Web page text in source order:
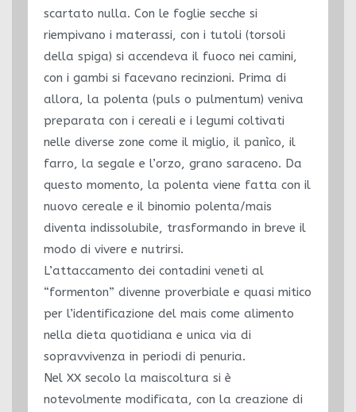
scartato nulla. Con le foglie secche si
riempivano i materassi, con i tutoli (torsoli
della spiga) si accendeva il fuoco nei camini,
con i gambi si facevano recinzioni. Prima di
allora, la polenta (puls o pulmentum) veniva
preparata con i cereali e i legumi coltivati
nelle diverse zone come il miglio, il panìco, il
farro, la segale e l’orzo, grano saraceno. Da
questo momento, la polenta viene fatta con il
nuovo cereale e il binomio polenta/mais
diventa indissolubile, trasformando in breve il
modo di vivere e nutrirsi.
L’attaccamento dei contadini veneti al
“formenton” divenne proverbiale e quasi mitico
per l’identificazione del mais come alimento
nella dieta quotidiana e unica via di
sopravvivenza in periodi di penuria.
Nel XX secolo la maiscoltura si è
notevolmente modificata, con la creazione di